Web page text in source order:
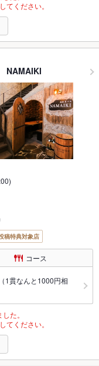
てください。
NAMAIKI
稿特典対象店
コース
1貫なんと1000円相
た。
てください。